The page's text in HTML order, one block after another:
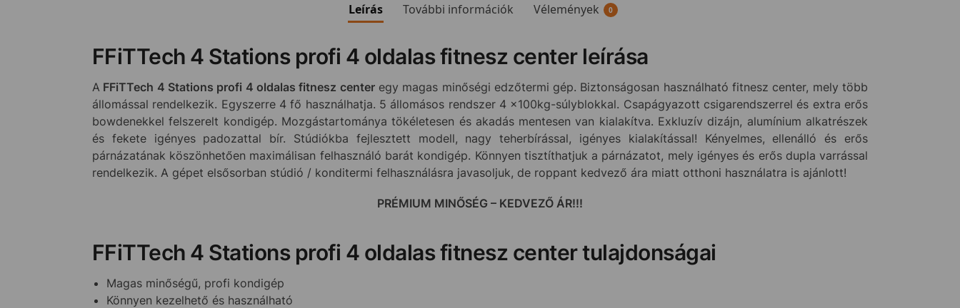
Leírás További információk Vélemények 0
FFiTTech 4 Stations profi 4 oldalas fitnesz center leírása
A FFiTTech 4 Stations profi 4 oldalas fitnesz centeregy magas minőségi edzőtermi gép. Biztonságosan használható fitnesz center, mely több
állomással rendelkezik. Egyszerre 4 fő használhatja. 5 állomásos rendszer 4 x100kg-súlyblokkal. Csapágyazott csigarendszerrel és extra erős
bowdenekkel felszerelt kondigép. Mozgástartománya tökéletesen és akadás mentesen van kialakítva. Exkluzív dizájn, alumínium alkatrészek
és fekete igényes padozattal bír. Stúdiókba fejlesztett modell, nagy teherbírással, igényes kialakítással! Kényelmes, ellenálló és erős
párnázatának köszönhetően maximálisan felhasználó barát kondigép. Könnyen tisztíthatjuk a párnázatot, mely igényes és erős dupla varrással
rendelkezik. A gépet elsősorban stúdió / konditermi felhasználásra javasoljuk, de roppant kedvező ára miatt otthoni használatra is ajánlott!
PRÉMIUM MINŐSÉG – KEDVEZŐ ÁR!!!
FFiTTech 4 Stations profi 4 oldalas fitnesz center tulajdonságai
Magas minőségű, profi kondigép
Könnyen kezelhető és használható